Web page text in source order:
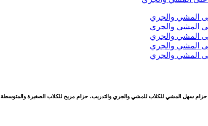
سهل المشي للكلاب للمشي والجري والتدريب، حزام مريح للكلاب الصغيرة والمتوسطة